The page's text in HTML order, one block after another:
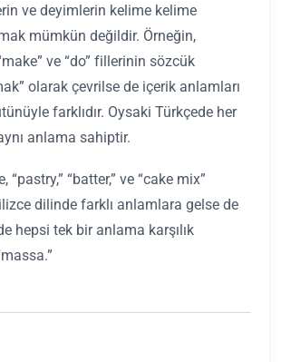
ve deyimlerin kelime kelime
mümkün değildir. Örneğin,
ve “do” fillerinin sözcük
olarak çevrilse de içerik anlamları
farklıdır. Oysaki Türkçede her
anlama sahiptir.
“pastry,” “batter,” ve “cake mix”
dilinde farklı anlamlara gelse de
hepsi tek bir anlama karşılık